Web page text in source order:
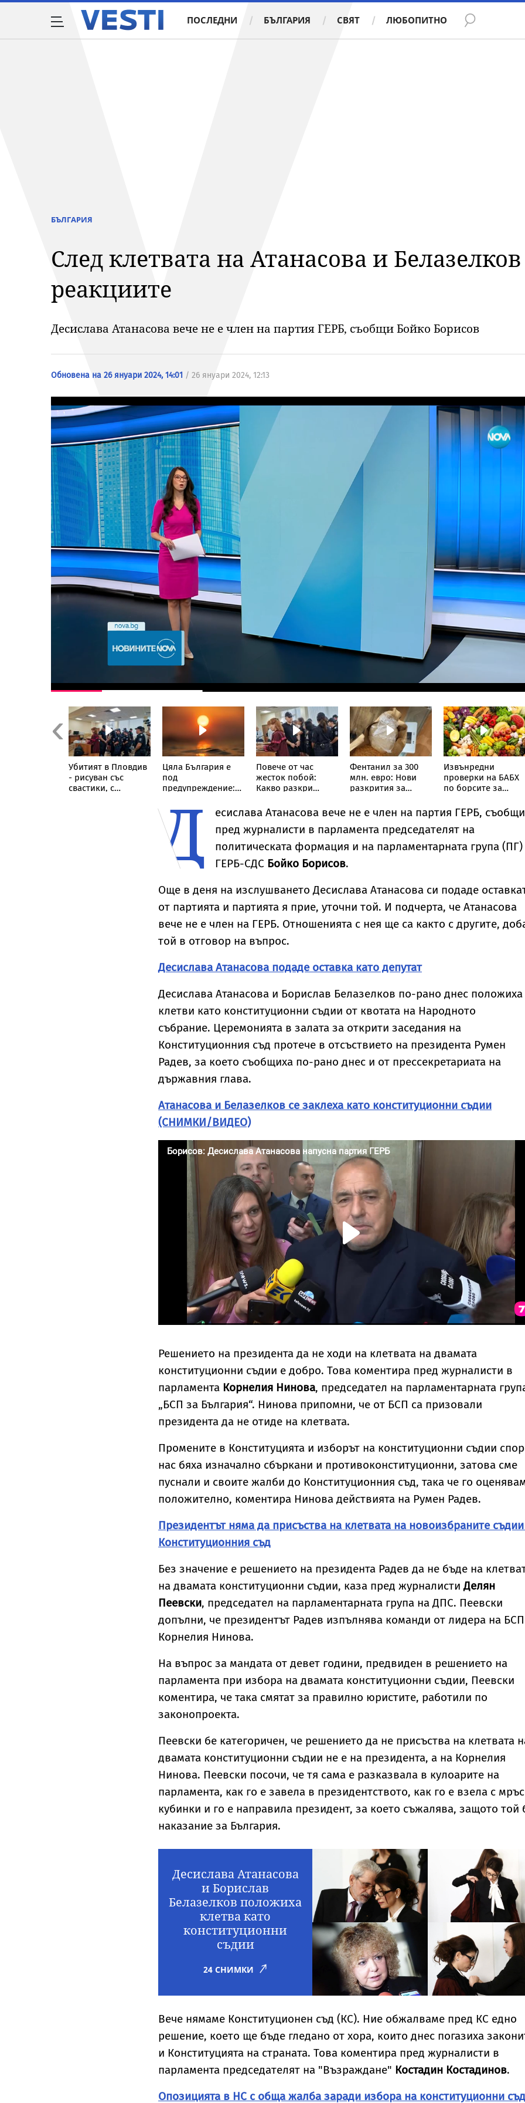
ПОСЛЕДНИ БЪЛГАРИЯ СВЯТ ЛЮБОПИТНО
БЪЛГАРИЯ
След клетвата на Атанасова и
реакциите
Десислава Атанасова вече не е член на партия ГЕРБ, съобщи Бойко Борисов
Обновена на 26 януари 2024, 14:01 / 26 януари 2024, 12:13
Previous
Убитият в Пловдив
- рисуван със
свастики, с
Цяла България е
под
предупреждение:
оранжев код за
екстремни жеги в
21 области в събота
Повече от час
жесток побой:
Какво разкри
убийството на
Младежкия хълм
Фентанил за 300
млн. евро: Нови
разкрития за
лаборатория в
София
Извънредни
проверки на БАБХ
по борсите за
зеленчуци
Д
есислава Атанасова вече не е член на партия ГЕРБ, съобщи
пред журналисти в парламента председателят на
политическата формация и на парламентарната група
ГЕРБ-СДС Бойко Борисов.
Още в деня на изслушването Десислава Атанасова си подаде
от партията и партията я прие, уточни той. И подчерта, че Атанасова
вече не е член на ГЕРБ. Отношенията с нея ще са както с другите,
той в отговор на въпрос.
Десислава Атанасова подаде оставка като депутат
Десислава Атанасова и Борислав Белазелков по-рано днес положиха
клетви като конституционни съдии от квотата на Народното
събрание. Церемонията в залата за открити заседания на
Конституционния съд протече в отсъствието на президента Румен
Радев, за което съобщиха по-рано днес и от прессекретариата на
държавния глава.
Атанасова и Белазелков се заклеха като конституционни съдии
(СНИМКИ/ВИДЕО)
Решението на президента да не ходи на клетвата на двамата
конституционни съдии е добро. Това коментира пред журналисти в
парламента Корнелия Нинова, председател на парламентарната
„БСП за България“. Нинова припомни, че от БСП са призовали
президента да не отиде на клетвата.
Промените в Конституцията и изборът на конституционни съдии
нас бяха изначално сбъркани и противоконституционни, затова сме
пуснали и своите жалби до Конституционния съд, така че го
положително, коментира Нинова действията на Румен Радев.
Президентът няма да присъства на клетвата на новоизбраните
Конституционния съд
Без значение е решението на президента Радев да не бъде на
на двамата конституционни съдии, каза пред журналистиДелян
Пеевски, председател на парламентарната група на ДПС. Пеевски
допълни, че президентът Радев изпълнява команди от лидера на БСП
Корнелия Нинова.
На въпрос за мандата от девет години, предвиден в решението на
парламента при избора на двамата конституционни съдии, Пеевски
коментира, че така смятат за правилно юристите, работили по
законопроекта.
Пеевски бе категоричен, че решението да не присъства на клетвата
двамата конституционни съдии не е на президента, а на Корнелия
Нинова. Пеевски посочи, че тя сама е разказвала в кулоарите на
парламента, как го е завела в президентството, как го е взела с
кубинки и го е направила президент, за което съжалява, защото той
наказание за България.
Десислава Атанасова
и Борислав
Белазелков положиха
клетва като
конституционни
съдии
24 СНИМКИ
Вече нямаме Конституционен съд (КС). Ние обжалваме пред КС едно
решение, което ще бъде гледано от хора, които днес погазиха
и Конституцията на страната. Това коментира пред журналисти в
парламента председателят на "Възраждане" Костадин Костадинов.
Опозицията в НС с обща жалба заради избора на конституционни